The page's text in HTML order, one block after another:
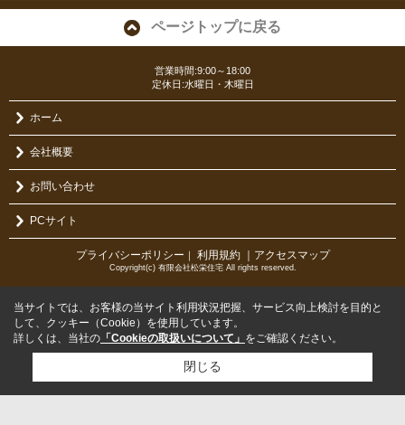
ページトップに戻る
営業時間:9:00～18:00
定休日:水曜日・木曜日
ホーム
会社概要
お問い合わせ
PCサイト
プライバシーポリシー ｜ 利用規約 ｜アクセスマップ
Copyright(c) 有限会社松栄住宅 All rights reserved.
当サイトでは、お客様の当サイト利用状況把握、サービス向上検討を目的と
して、クッキー（Cookie）を使用しています。
詳しくは、当社の 「Cookieの取扱いについて」 をご確認ください。
閉じる